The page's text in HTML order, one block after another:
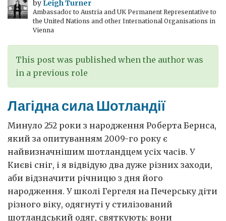
сидіння
by Leigh Turner
Ambassador to Austria and UK Permanent Representative to
the United Nations and other International Organisations in
Vienna
This post was published when the author was
in a previous role
Лагідна сила Шотландії
Минуло 252 роки з народження Роберта Бернса,
який за опитуванням 2009-го року є
найвизначнішим шотландцем усіх часів. У
Києві сніг, і я відвідую два дуже різних заходи,
аби відзначити річницю з дня його
народження. У школі Гергеля на Печерську діти
різного віку, одягнуті у стилізований
шотландський одяг, святкують: вони